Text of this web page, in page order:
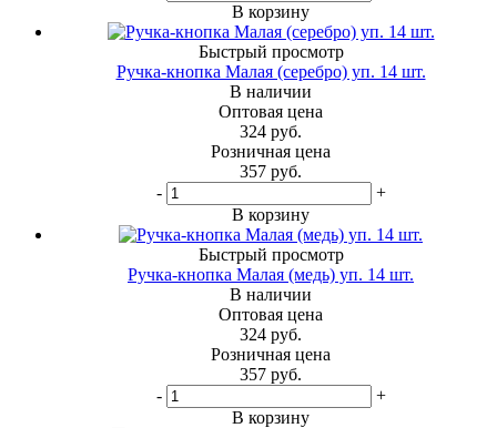
В корзину
Быстрый просмотр
Ручка-кнопка Малая (серебро) уп. 14 шт.
В наличии
Оптовая цена
324 руб.
Розничная цена
357 руб.
-
+
В корзину
Быстрый просмотр
Ручка-кнопка Малая (медь) уп. 14 шт.
В наличии
Оптовая цена
324 руб.
Розничная цена
357 руб.
-
+
В корзину